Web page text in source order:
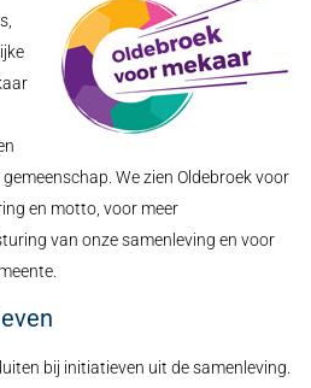
We zien Oldebroek voor
en motto, voor meer
van onze samenleving en voor
bij initiatieven uit de samenleving.